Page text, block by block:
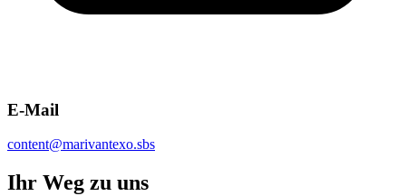
E-Mail
content@marivantexo.sbs
Ihr Weg zu uns